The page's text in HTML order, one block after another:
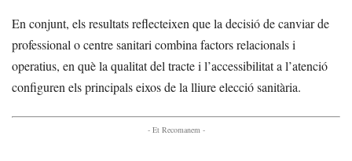
En conjunt, els resultats reflecteixen que la decisió de canviar de
professional o centre sanitari combina factors relacionals i
operatius, en què la qualitat del tracte i l’accessibilitat a l’atenció
configuren els principals eixos de la lliure elecció sanitària.
- Et Recomanem -